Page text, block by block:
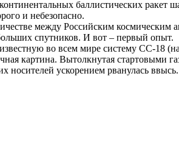
баллистических ракет
и небезопасно.
между Российским космическим
спутников. И вот – первый опыт.
во всем мире систему СС-18
картина. Вытолкнутая стартовыми
ускорением рванулась